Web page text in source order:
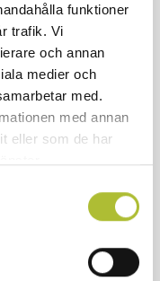
funktioner
trafik. Vi
och annan
medier och
med.
med annan
eller som de har
och